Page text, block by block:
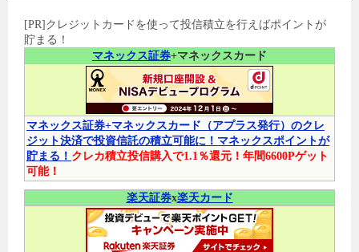
[PR]クレジットカードを使って投信積立を行えばポイントが
貯まる！
マネックス証券+マネックスカード
マネックス証券+マネックスカード（アプラス発行）のクレ
ジット決済で投資信託の積立可能に！マネックスポイントが
貯まる！ クレカ積立投信購入で1.1％還元！年間6600Pゲット
可能！
楽天証券x楽天カード